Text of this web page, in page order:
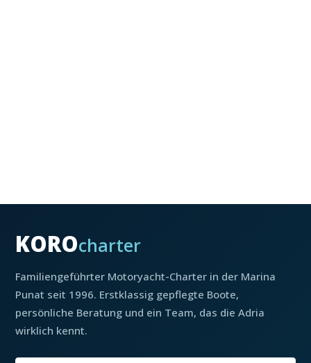
KOROcharter
Familiengeführter Motoryacht-Charter in der Marina
Punat seit 1996. Erstklassig gepflegte Boote,
persönliche Beratung und ein Team, das die Adria
wirklich kennt.